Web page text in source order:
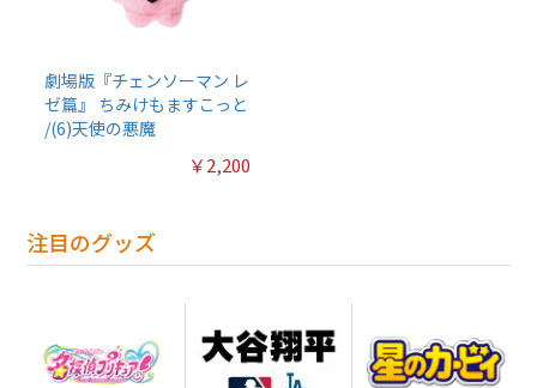
劇場版『チェンソーマン レ
ゼ篇』 ちみけもますこっと
/(6)天使の悪魔
￥2,200
注目のグッズ